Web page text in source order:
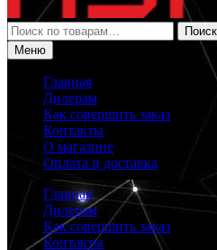
Искать:
Поиск
Меню
Главная
Дилерам
Как совершить заказ
Контакты
О магазине
Оплата и доставка
Главная
Дилерам
Как совершить заказ
Контакты